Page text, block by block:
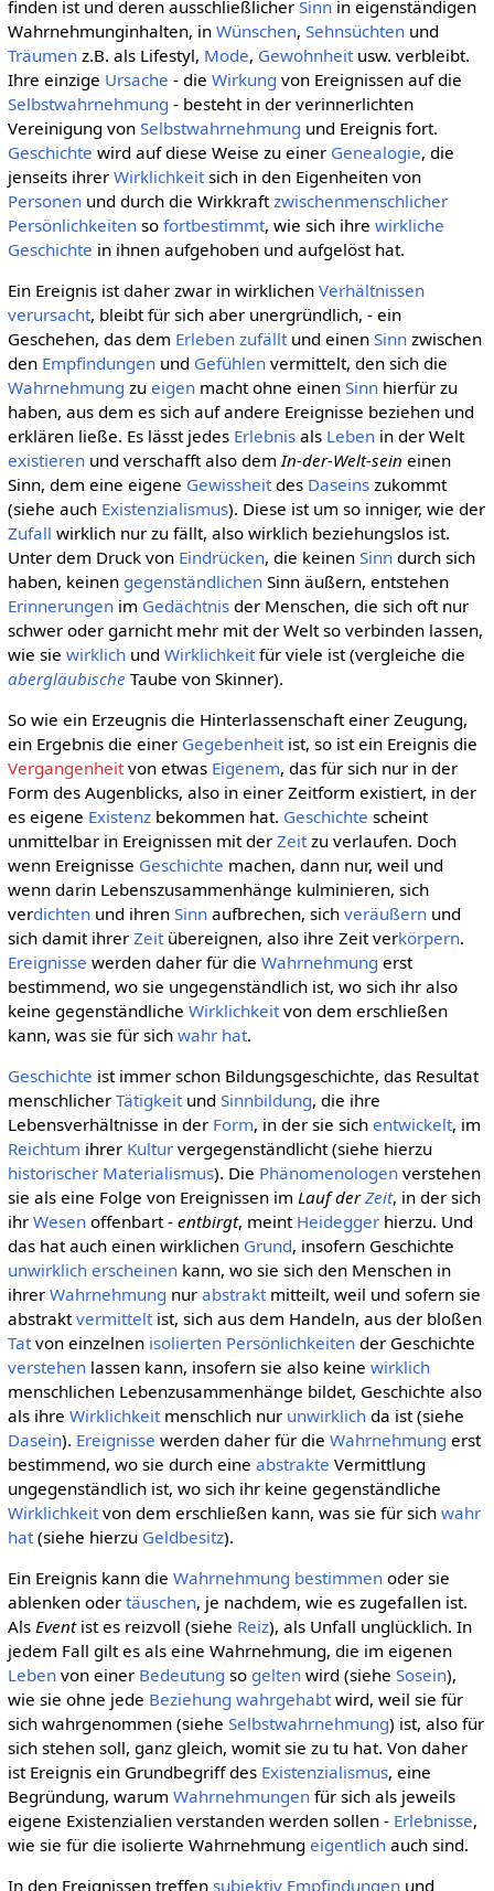
finden ist und deren ausschließlicher Sinnin eigenständigen
Wahrnehmunginhalten, in Wünschen, Sehnsüchtenund
Träumenz.B. als Lifestyl, Mode, Gewohnheitusw. verbleibt.
Ihre einzige Ursache - die Wirkung von Ereignissen auf die
Selbstwahrnehmung - besteht in der verinnerlichten
Vereinigung von Selbstwahrnehmung und Ereignis fort.
Geschichte wird auf diese Weise zu einer Genealogie, die
jenseits ihrer Wirklichkeitsich in den Eigenheiten von
Personenund durch die Wirkkraftzwischenmenschlicher
Persönlichkeitenso fortbestimmt, wie sich ihre wirkliche
Geschichte in ihnen aufgehoben und aufgelöst hat.
Ein Ereignis ist daher zwar in wirklichen Verhältnissen
verursacht, bleibt für sich aber unergründlich, - ein
Geschehen, das dem Erleben zufälltund einen Sinnzwischen
den Empfindungenund Gefühlenvermittelt, den sich die
Wahrnehmung zu eigenmacht ohne einen Sinnhierfür zu
haben, aus dem es sich auf andere Ereignisse beziehen und
erklären ließe. Es lässt jedes Erlebnisals Lebenin der Welt
existierenund verschafft also dem In-der-Welt-sein einen
Sinn, dem eine eigene Gewissheitdes Daseinszukommt
(siehe auch Existenzialismus). Diese ist um so inniger, wie der
Zufall wirklich nur zu fällt, also wirklich beziehungslos ist.
Unter dem Druck von Eindrücken, die keinen Sinndurch sich
haben, keinen gegenständlichenSinn äußern, entstehen
Erinnerungenim Gedächtnisder Menschen, die sich oft nur
schwer oder garnicht mehr mit der Welt so verbinden lassen,
wie sie wirklichund Wirklichkeitfür viele ist (vergleiche die
abergläubische Taube von Skinner).
So wie ein Erzeugnis die Hinterlassenschaft einer Zeugung,
ein Ergebnis die einer Gegebenheitist, so ist ein Ereignis die
Vergangenheitvon etwas Eigenem, das für sich nur in der
Form des Augenblicks, also in einer Zeitform existiert, in der
es eigene Existenzbekommen hat. Geschichte scheint
unmittelbar in Ereignissen mit der Zeitzu verlaufen. Doch
wenn Ereignisse Geschichte machen, dann nur, weil und
wenn darin Lebenszusammenhänge kulminieren, sich
verdichtenund ihren Sinnaufbrechen, sich veräußernund
sich damit ihrer Zeitübereignen, also ihre Zeit verkörpern.
Ereignisse werden daher für die Wahrnehmung erst
bestimmend, wo sie ungegenständlich ist, wo sich ihr also
keine gegenständliche Wirklichkeitvon dem erschließen
kann, was sie für sich wahr hat.
Geschichte ist immer schon Bildungsgeschichte, das Resultat
menschlicher Tätigkeitund Sinnbildung, die ihre
Lebensverhältnisse in der Form, in der sie sich entwickelt, im
Reichtum ihrer Kulturvergegenständlicht (siehe hierzu
historischer Materialismus). Die Phänomenologenverstehen
sie als eine Folge von Ereignissen im Lauf derZeit, in der sich
ihr Wesenoffenbart - entbirgt, meint Heideggerhierzu. Und
das hat auch einen wirklichen Grund, insofern Geschichte
unwirklich erscheinenkann, wo sie sich den Menschen in
ihrer Wahrnehmung nur abstraktmitteilt, weil und sofern sie
abstraktvermitteltist, sich aus dem Handeln, aus der bloßen
Tatvon einzelnen isolierten Persönlichkeitender Geschichte
verstehenlassen kann, insofern sie also keine wirklich
menschlichen Lebenzusammenhänge bildet, Geschichte also
als ihre Wirklichkeitmenschlich nur unwirklichda ist (siehe
Dasein). Ereignisse werden daher für die Wahrnehmung erst
bestimmend, wo sie durch eine abstrakte Vermittlung
ungegenständlich ist, wo sich ihr keine gegenständliche
Wirklichkeitvon dem erschließen kann, was sie für sich wahr
hat(siehe hierzu Geldbesitz).
Ein Ereignis kann die Wahrnehmung bestimmenoder sie
ablenken oder täuschen, je nachdem, wie es zugefallen ist.
Als Eventist es reizvoll (siehe Reiz), als Unfall unglücklich. In
jedem Fall gilt es als eine Wahrnehmung, die im eigenen
Lebenvon einer Bedeutung so geltenwird (siehe Sosein),
wie sie ohne jede Beziehung wahrgehabtwird, weil sie für
sich wahrgenommen (siehe Selbstwahrnehmung) ist, also für
sich stehen soll, ganz gleich, womit sie zu tu hat. Von daher
ist Ereignis ein Grundbegriff des Existenzialismus, eine
Begründung, warum Wahrnehmungenfür sich als jeweils
eigene Existenzialien verstanden werden sollen - Erlebnisse,
wie sie für die isolierte Wahrnehmung eigentlichauch sind.
In den Ereignissen treffen subjektiv Empfindungenund